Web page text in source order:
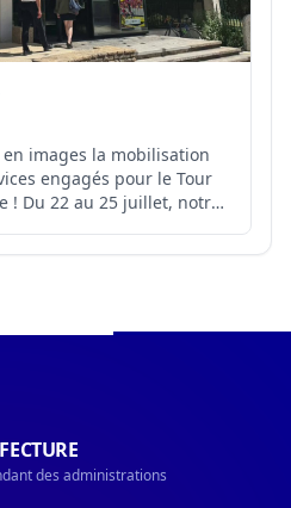
images la mobilisation
engagés pour le Tour
collectif pour
des administrations